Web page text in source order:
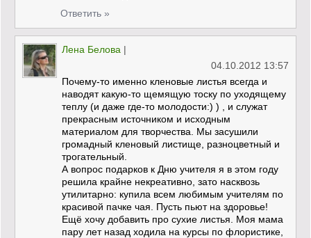
Ответить »
Лена Белова |
04.10.2012 13:57
Почему-то именно кленовые листья всегда и
наводят какую-то щемящую тоску по уходящему
теплу (и даже где-то молодости:) ) , и служат
прекрасным источником и исходным
материалом для творчества. Мы засушили
громадный кленовый листище, разноцветный и
трогательный.
А вопрос подарков к Дню учителя я в этом году
решила крайне некреативно, зато насквозь
утилитарно: купила всем любимым учителям по
красивой пачке чая. Пусть пьют на здоровье!
Ещё хочу добавить про сухие листья. Моя мама
пару лет назад ходила на курсы по флористике,